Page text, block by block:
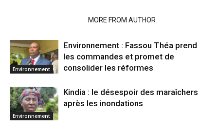
MORE FROM AUTHOR
Environnement
Environnement : Fassou Théa prend
les commandes et promet de
consolider les réformes
Environnement
Kindia : le désespoir des maraîchers
après les inondations